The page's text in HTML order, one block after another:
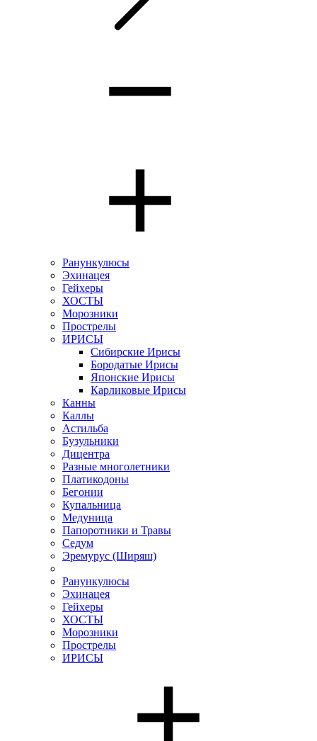
Ранункулюсы
Эхинацея
Гейхеры
ХОСТЫ
Морозники
Прострелы
ИРИСЫ
Сибирские Ирисы
Бородатые Ирисы
Японские Ирисы
Карликовые Ирисы
Канны
Каллы
Астильба
Бузульники
Дицентра
Разные многолетники
Платикодоны
Бегонии
Купальница
Медуница
Папоротники и Травы
Седум
Эремурус (Ширяш)
Ранункулюсы
Эхинацея
Гейхеры
ХОСТЫ
Морозники
Прострелы
ИРИСЫ